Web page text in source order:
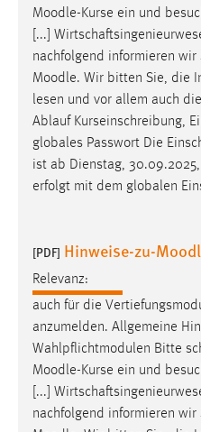
Moodle-Kurse ein und
[...]
nachfolgend informieren wir
Moodle. Wir bitten Sie, die
lesen und vor allem auch
Ablauf Kurseinschreibung,
globales Passwort Die
ist ab Dienstag,
erfolgt mit dem globalen
[PDF] Hinweise-zu-
Relevanz:
auch für die
anzumelden. Allgemeine
Wahlpflichtmodulen Bitte
Moodle-Kurse ein und
[...]
nachfolgend informieren wir
Zweck:
Für performante
gespeichert, ob man
Sprachpräferenz
Name:
site-language-preference
Zweck:
Cookie Laufzeit:
Chat
Name:
MibewSessionID,
chat-frame-style-